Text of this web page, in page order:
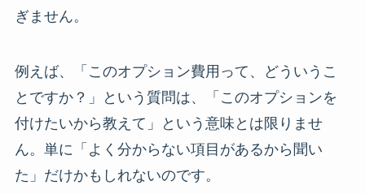
ぎません。
例えば、「このオプション費用って、どういうこ
とですか？」という質問は、「このオプションを
付けたいから教えて」という意味とは限りませ
ん。単に「よく分からない項目があるから聞い
た」だけかもしれないのです。